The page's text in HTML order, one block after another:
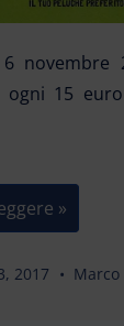
novembre
ogni 15
»
2017 Marco